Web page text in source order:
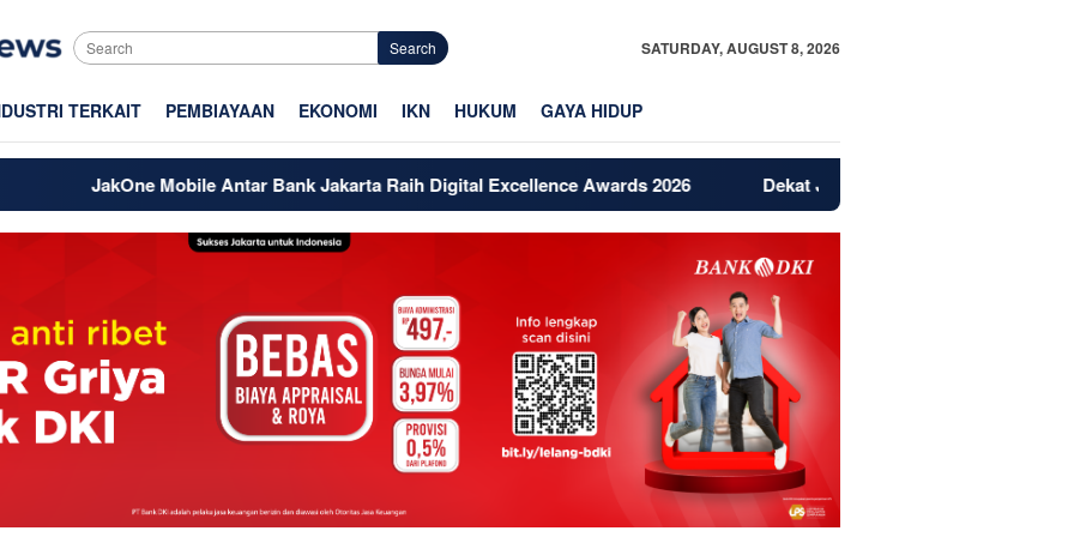
Search SATURDAY, AUGUST 8, 2026
TERKAIT PEMBIAYAAN EKONOMI IKN HUKUM GAYA HIDUP
JakOne Mobile Antar Bank Jakarta Raih Digital Excellence Awards 2026 Dekat Jakarta dan BSD, Bintaro Jadi Magnet